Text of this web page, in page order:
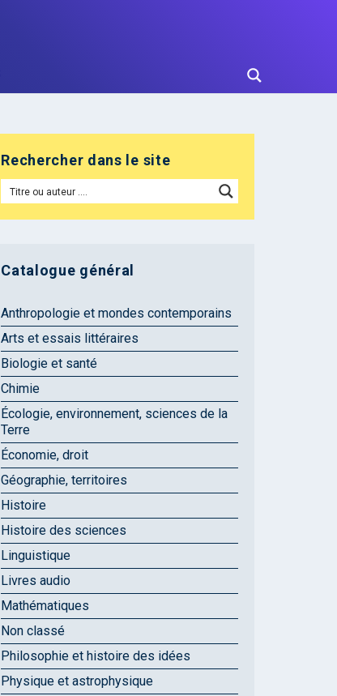
Rechercher dans le site
Catalogue général
Anthropologie et mondes contemporains
Arts et essais littéraires
Biologie et santé
Chimie
Écologie, environnement, sciences de la
Terre
Économie, droit
Géographie, territoires
Histoire
Histoire des sciences
Linguistique
Livres audio
Mathématiques
Non classé
Philosophie et histoire des idées
Physique et astrophysique